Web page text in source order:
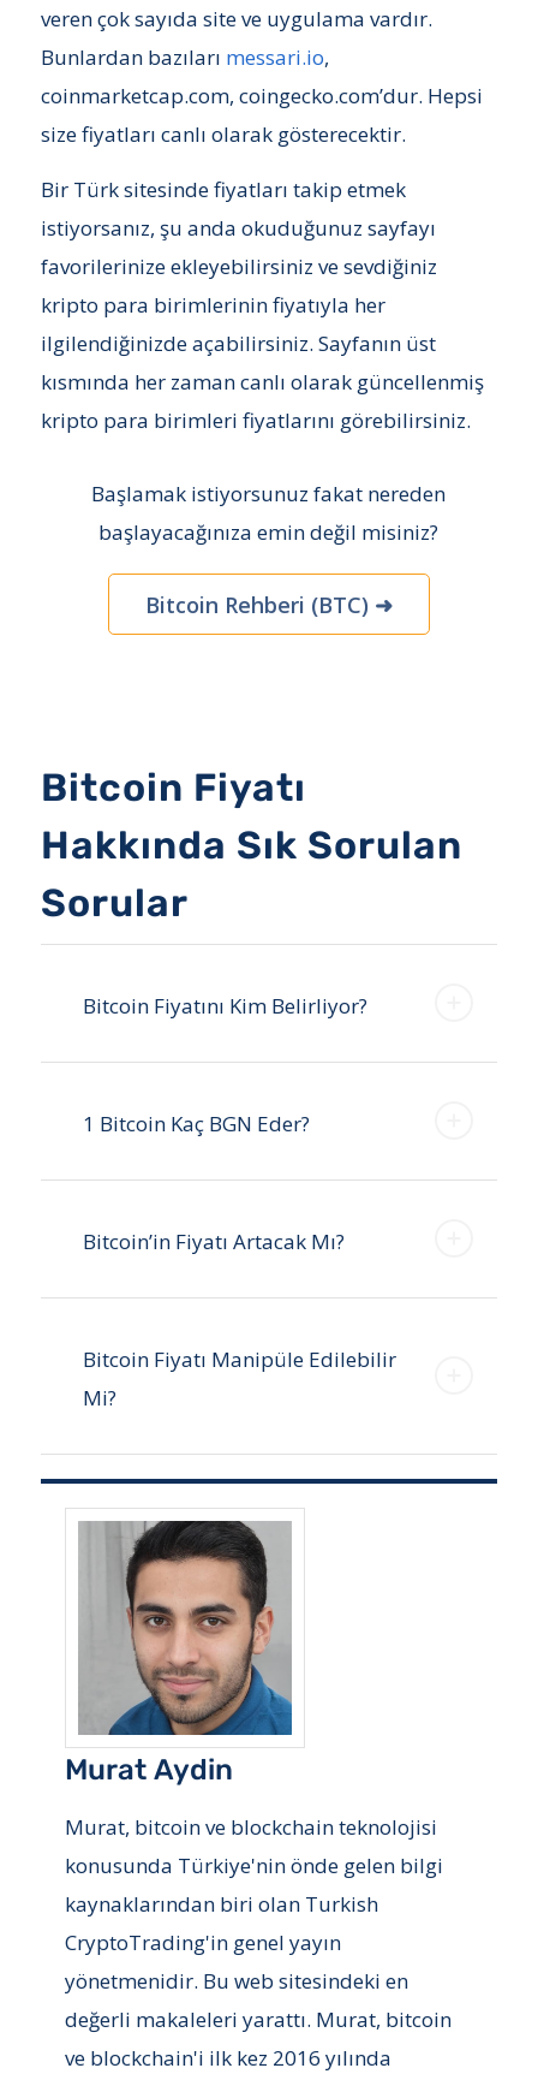
veren çok sayıda site ve uygulama vardır.
Bunlardan bazıları messari.io,
coinmarketcap.com, coingecko.com’dur. Hepsi
size fiyatları canlı olarak gösterecektir.
Bir Türk sitesinde fiyatları takip etmek
istiyorsanız, şu anda okuduğunuz sayfayı
favorilerinize ekleyebilirsiniz ve sevdiğiniz
kripto para birimlerinin fiyatıyla her
ilgilendiğinizde açabilirsiniz. Sayfanın üst
kısmında her zaman canlı olarak güncellenmiş
kripto para birimleri fiyatlarını görebilirsiniz.
Başlamak istiyorsunuz fakat nereden
başlayacağınıza emin değil misiniz?
Bitcoin Rehberi (BTC) ➜
Bitcoin Fiyatı
Hakkında Sık Sorulan
Sorular
Bitcoin Fiyatını Kim Belirliyor?
1 Bitcoin Kaç BGN Eder?
Bitcoin’in Fiyatı Artacak Mı?
Bitcoin Fiyatı Manipüle Edilebilir
Mi?
Murat Aydin
Murat, bitcoin ve blockchain teknolojisi
konusunda Türkiye'nin önde gelen bilgi
kaynaklarından biri olan Turkish
CryptoTrading'in genel yayın
yönetmenidir. Bu web sitesindeki en
değerli makaleleri yarattı. Murat, bitcoin
ve blockchain'i ilk kez 2016 yılında